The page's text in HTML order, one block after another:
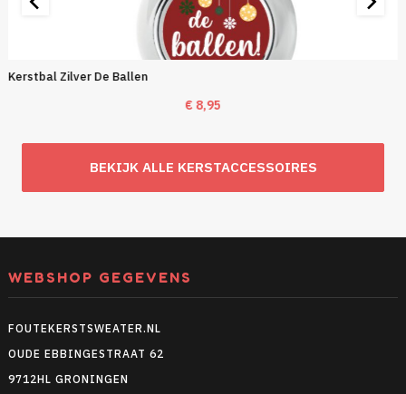
Kerstbal Zilver De Ballen
€8,95
BEKIJK ALLE KERSTACCESSOIRES
WEBSHOP GEGEVENS
FOUTEKERSTSWEATER.NL
OUDE EBBINGESTRAAT 62
9712HL GRONINGEN